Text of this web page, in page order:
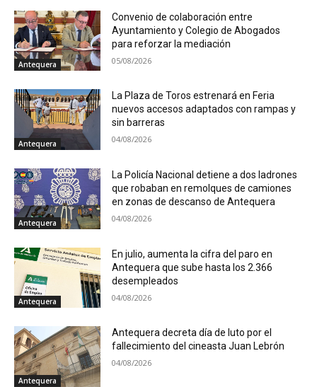
Antequera
Convenio de colaboración entre
Ayuntamiento y Colegio de Abogados
para reforzar la mediación
05/08/2026
Antequera
La Plaza de Toros estrenará en Feria
nuevos accesos adaptados con rampas y
sin barreras
04/08/2026
Antequera
La Policía Nacional detiene a dos ladrones
que robaban en remolques de camiones
en zonas de descanso de Antequera
04/08/2026
Antequera
En julio, aumenta la cifra del paro en
Antequera que sube hasta los 2.366
desempleados
04/08/2026
Antequera
Antequera decreta día de luto por el
fallecimiento del cineasta Juan Lebrón
04/08/2026